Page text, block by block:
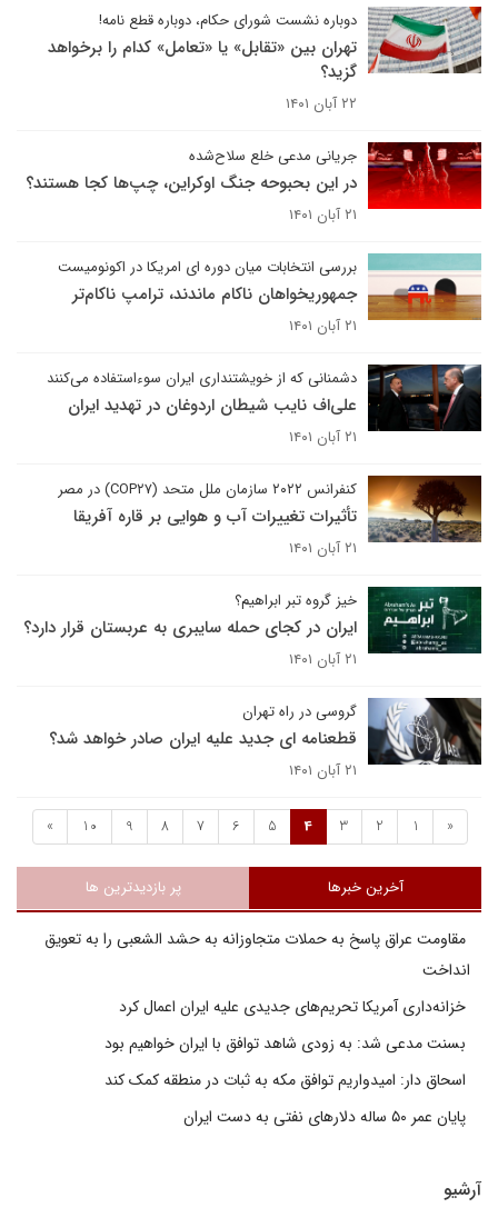
دوباره نشست شورای حکام، دوباره قطع نامه!
تهران بین «تقابل» یا «تعامل» کدام را برخواهد
گزید؟
۲۲ آبان ۱۴۰۱
جریانی مدعی خلع سلاح‌شده
در این بحبوحه جنگ اوکراین، چپ‌ها کجا هستند؟
۲۱ آبان ۱۴۰۱
بررسی انتخابات میان دوره ای امریکا در اکونومیست
جمهوریخواهان ناکام ماندند، ترامپ ناکام‌تر
۲۱ آبان ۱۴۰۱
دشمنانی که از خویشتنداری ایران سوء‌استفاده می‌کنند
علی‌اف نایب شیطان اردوغان در تهدید ایران
۲۱ آبان ۱۴۰۱
کنفرانس ۲۰۲۲ سازمان ملل متحد (COP۲۷) در مصر
تأثیرات تغییرات آب و هوایی بر قاره آفریقا
۲۱ آبان ۱۴۰۱
خیز گروه تبر ابراهیم؟
ایران در کجای حمله سایبری به عربستان قرار دارد؟
۲۱ آبان ۱۴۰۱
گروسی در راه تهران
قطعنامه ای جدید علیه ایران صادر خواهد شد؟
۲۱ آبان ۱۴۰۱
«
1
2
3
4
5
6
7
8
9
10
»
آخرین خبرها پر بازدیدترین ها
مقاومت عراق پاسخ به حملات متجاوزانه به حشد الشعبی را به تعویق
انداخت
خزانه‌داری آمریکا تحریم‌های جدیدی علیه ایران اعمال کرد
بسنت مدعی شد: به زودی شاهد توافق با ایران خواهیم بود
اسحاق دار: امیدواریم توافق مکه به ثبات در منطقه کمک کند
پایان عمر ۵۰ ساله دلارهای نفتی به دست ایران
آرشیو